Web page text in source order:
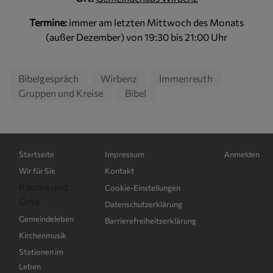
Termine: immer am letzten Mittwoch des Monats
(außer Dezember) von 19:30 bis 21:00 Uhr
Bibelgespräch Wirbenz
Immenreuth
Gruppen und Kreise
Bibel
Hauptnavigation
Startseite
Wir für Sie
Gemeindeleben
Kirchenmusik
Stationen im
Leben
Fußbereichsmenü
Impressum
Kontakt
Cookie-Einstellungen
Datenschutzerklärung
Barrierefreiheitserklärung
Anmelden